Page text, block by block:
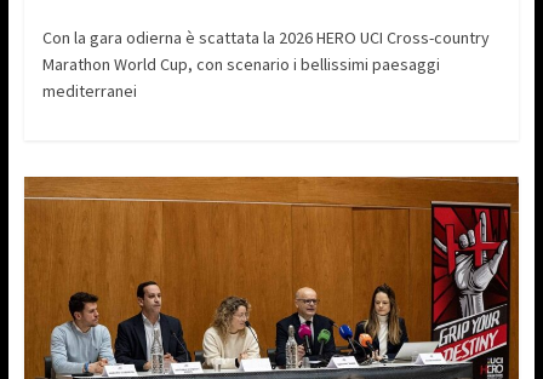
Con la gara odierna è scattata la 2026 HERO UCI Cross-country
Marathon World Cup, con scenario i bellissimi paesaggi
mediterranei